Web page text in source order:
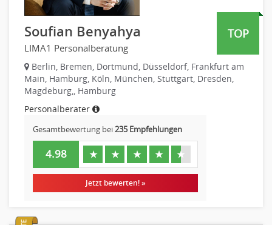
Mathematik, Produkt, Statistik
Versicherung: Sachbearbeitung
Zahlungsverkehr
Berufsschule
Erwachsenenbildung
Erzieher
Kindergarten, KiTa, Vorschule
Bildung & Soziales Leitung, Teamleitung
Sozialarbeit
Universität, Fachhochschule
Unterricht: Grundschule
TOP
Soufian Benyahya
LIMA1 Personalberatung
Berlin, Bremen, Dortmund, Düsseldorf, Frankfurt am
Main, Hamburg, Köln, München, Stuttgart, Dresden,
Magdeburg,, Hamburg
Personalberater
Gesamtbewertung bei235 Empfehlungen
4.98 ★ ★ ★ ★ ★
Jetzt bewerten! »